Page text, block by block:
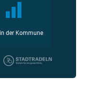
der Kommune